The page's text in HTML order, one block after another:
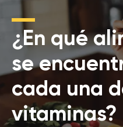
¿En qué
se
cada una
vitaminas?